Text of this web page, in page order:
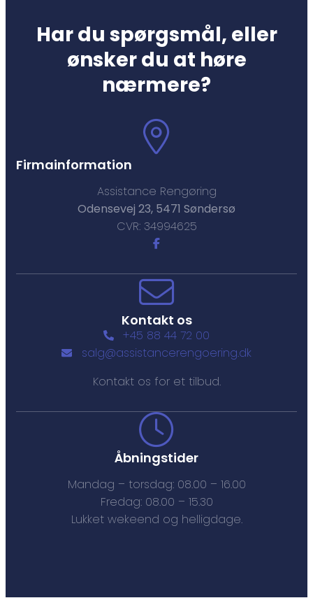
Har du spørgsmål, eller
ønsker du at høre
nærmere?
Firmainformation
Assistance Rengøring
Odensevej 23, 5471 Søndersø
CVR: 34994625
Kontakt os
+45 88 44 72 00
salg@assistancerengoering.dk
Kontakt os for et tilbud.
Åbningstider
Mandag – torsdag: 08.00 – 16.00
Fredag: 08.00 – 15.30
Lukket wekeend og helligdage.